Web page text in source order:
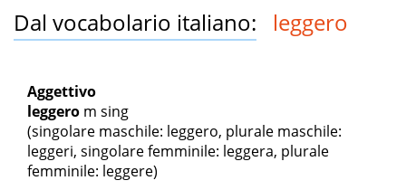
Dal vocabolario italiano: leggero
Aggettivo
leggero m sing
(singolare maschile: leggero, plurale maschile:
leggeri, singolare femminile: leggera, plurale
femminile: leggere)